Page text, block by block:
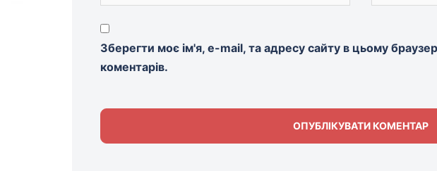
Зберегти моє ім'я, e-mail, та адресу сайту в цьому
коментарів.